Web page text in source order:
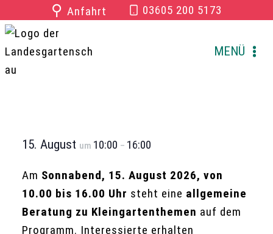
Inhalt
springen
⚲ Anfahrt 03605 200 5173
MENÜ
15. August um 10:00 – 16:00
Am Sonnabend, 15. August 2026, von
10.00 bis 16.00 Uhr steht eine allgemeine
Beratung zu Kleingartenthemen auf dem
Programm. Interessierte erhalten